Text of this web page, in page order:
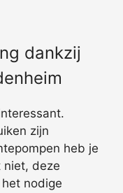
dankzij
zijn
heb je
niet, deze
nodige